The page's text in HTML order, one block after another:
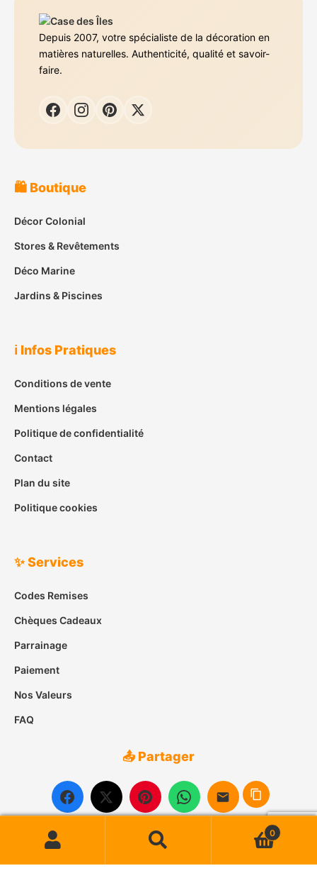
Depuis 2007, votre spécialiste de la décoration en
matières naturelles. Authenticité, qualité et savoir-
faire.
🛍️ Boutique
Décor Colonial
Stores & Revêtements
Déco Marine
Jardins & Piscines
ℹ️ Infos Pratiques
Conditions de vente
Mentions légales
Politique de confidentialité
Contact
Plan du site
Politique cookies
✨ Services
Codes Remises
Chèques Cadeaux
Parrainage
Paiement
Nos Valeurs
FAQ
📤 Partager
Recherche
pour :
Recherche
0